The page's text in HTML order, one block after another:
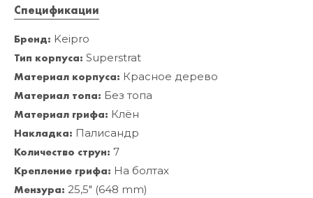
Спецификации
Бренд: Keipro
Тип корпуса: Superstrat
Материал корпуса: Красное дерево
Материал топа: Без топа
Материал грифа: Клён
Накладка: Палисандр
Количество струн: 7
Крепление грифа: На болтах
Мензура: 25,5" (648 mm)